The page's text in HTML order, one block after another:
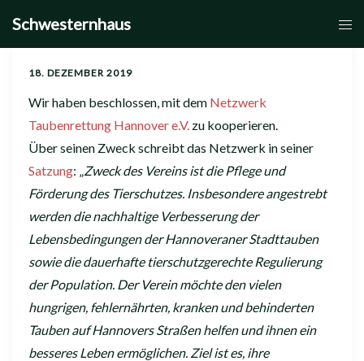
Inhalt
Schwesternhaus
18. DEZEMBER 2019
Wir haben beschlossen, mit dem Netzwerk
Taubenrettung Hannover e.V. zu kooperieren.
Über seinen Zweck schreibt das Netzwerk in seiner
Satzung: „Zweck des Vereins ist die Pflege und
Förderung des Tierschutzes. Insbesondere angestrebt
werden die nachhaltige Verbesserung der
Lebensbedingungen der Hannoveraner Stadttauben
sowie die dauerhafte tierschutzgerechte Regulierung
der Population. Der Verein möchte den vielen
hungrigen, fehlernährten, kranken und behinderten
Tauben auf Hannovers Straßen helfen und ihnen ein
besseres Leben ermöglichen. Ziel ist es, ihre